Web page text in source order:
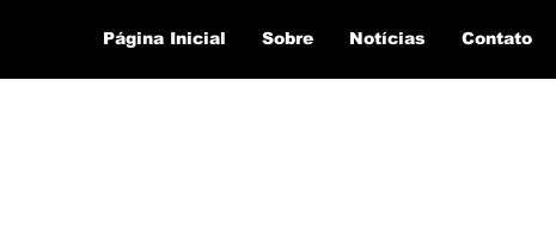
Página Inicial Sobre Notícias Contato